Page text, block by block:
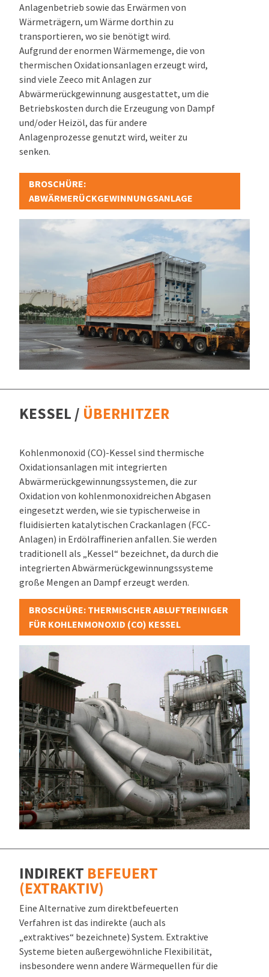
Anlagenbetrieb sowie das Erwärmen von
Wärmeträgern, um Wärme dorthin zu
transportieren, wo sie benötigt wird.
Aufgrund der enormen Wärmemenge, die von
thermischen Oxidationsanlagen erzeugt wird,
sind viele Zeeco mit Anlagen zur
Abwärmerückgewinnung ausgestattet, um die
Betriebskosten durch die Erzeugung von Dampf
und/oder Heizöl, das für andere
Anlagenprozesse genutzt wird, weiter zu
senken.
BROSCHÜRE:
ABWÄRMERÜCKGEWINNUNGSANLAGE
KESSEL / ÜBERHITZER
Kohlenmonoxid (CO)-Kessel sind thermische
Oxidationsanlagen mit integrierten
Abwärmerückgewinnungssystemen, die zur
Oxidation von kohlenmonoxidreichen Abgasen
eingesetzt werden, wie sie typischerweise in
fluidisierten katalytischen Crackanlagen (FCC-
Anlagen) in Erdölraffinerien anfallen. Sie werden
traditionell als „Kessel“ bezeichnet, da durch die
integrierten Abwärmerückgewinnungssysteme
große Mengen an Dampf erzeugt werden.
BROSCHÜRE: THERMISCHER ABLUFTREINIGER
FÜR KOHLENMONOXID (CO) KESSEL
INDIREKT BEFEUERT
(EXTRAKTIV)
Eine Alternative zum direktbefeuerten
Verfahren ist das indirekte (auch als
„extraktives“ bezeichnete) System. Extraktive
Systeme bieten außergewöhnliche Flexibilität,
insbesondere wenn andere Wärmequellen für die